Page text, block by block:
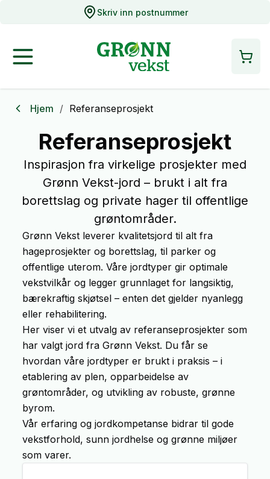
Skriv inn postnummer
Hjem / Referanseprosjekt
Referanseprosjekt
Inspirasjon fra virkelige prosjekter med
Grønn Vekst-jord – brukt i alt fra
borettslag og private hager til offentlige
grøntområder.
Grønn Vekst leverer kvalitetsjord til alt fra
hageprosjekter og borettslag, til parker og
offentlige uterom. Våre jordtyper gir optimale
vekstvilkår og legger grunnlaget for langsiktig,
bærekraftig skjøtsel – enten det gjelder nyanlegg
eller rehabilitering.
Her viser vi et utvalg av referanseprosjekter som
har valgt jord fra Grønn Vekst. Du får se
hvordan våre jordtyper er brukt i praksis – i
etablering av plen, opparbeidelse av
grøntområder, og utvikling av robuste, grønne
byrom.
Vår erfaring og jordkompetanse bidrar til gode
vekstforhold, sunn jordhelse og grønne miljøer
som varer.